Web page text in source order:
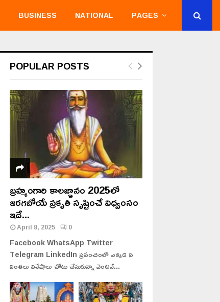
BUSINESS NATIONAL PAGES
POPULAR POSTS
బ్రహ్మంగారి కాలజ్ఞానం 2025లో
జరగబోయే ప్రకృతి సృష్టించే విధ్వంసం
ఇదే...
April 8, 2025 0
Facebook WhatsApp Twitter
Telegram LinkedIn ప్రపంచంలో ఎక్కడ ఏ
వింతలు విశేషాలు చోటు చేసుకున్నా వెంటనే...